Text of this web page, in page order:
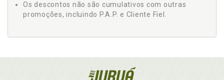
Os descontos não são cumulativos com outras
promoções, incluindo P.A.P. e Cliente Fiel.